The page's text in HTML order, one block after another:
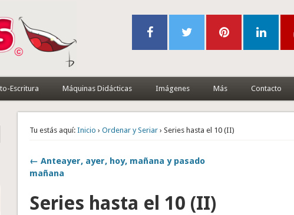
Escritura Máquinas Didácticas Imágenes Más Contacto
Tu estás aquí: Inicio ›Ordenar y Seriar › Series hasta el 10 (II)
← Anteayer, ayer, hoy, mañana y pasado
mañana
Series hasta el 10 (II)